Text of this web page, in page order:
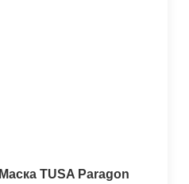
Маска TUSA Paragon